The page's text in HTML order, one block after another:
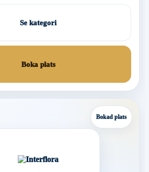
Se kategori
Boka plats
Bokad plats